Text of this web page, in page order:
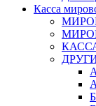
Касса